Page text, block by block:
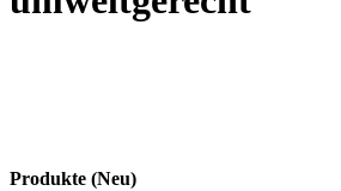
Produkte (Neu)